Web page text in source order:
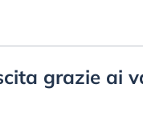
grazie ai